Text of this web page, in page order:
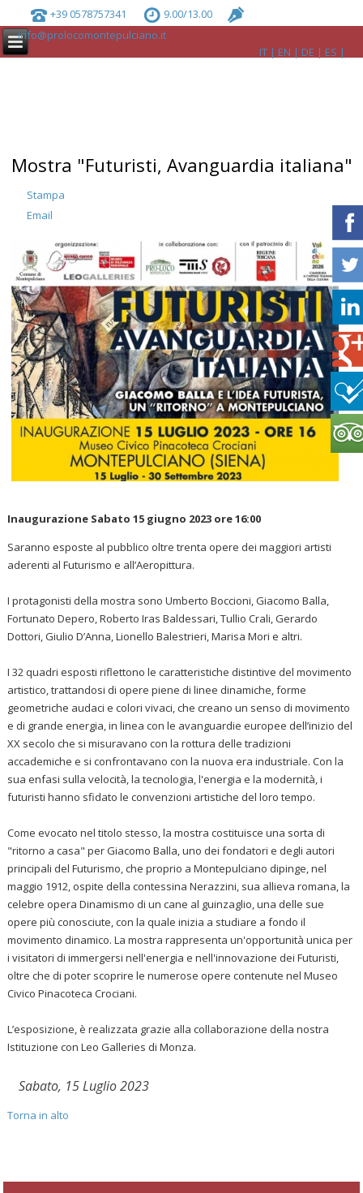
+39 0578757341
9.00/13.00
info@prolocomontepulciano.it
IT
EN DE ES
Mostra "Futuristi, Avanguardia italiana"
Stampa
Email
Inaugurazione Sabato 15 giugno 2023 ore 16:00
Saranno esposte al pubblico oltre trenta opere dei maggiori artisti
aderenti al Futurismo e all’Aeropittura.
I protagonisti della mostra sono Umberto Boccioni, Giacomo Balla,
Fortunato Depero, Roberto Iras Baldessari, Tullio Crali, Gerardo
Dottori, Giulio D’Anna, Lionello Balestrieri, Marisa Mori e altri.
I 32 quadri esposti riflettono le caratteristiche distintive del movimento
artistico, trattandosi di opere piene di linee dinamiche, forme
geometriche audaci e colori vivaci, che creano un senso di movimento
e di grande energia, in linea con le avanguardie europee dell’inizio del
XX secolo che si misuravano con la rottura delle tradizioni
accademiche e si confrontavano con la nuova era industriale. Con la
sua enfasi sulla velocità, la tecnologia, l'energia e la modernità, i
futuristi hanno sfidato le convenzioni artistiche del loro tempo.
Come evocato nel titolo stesso, la mostra costituisce una sorta di
"ritorno a casa" per Giacomo Balla, uno dei fondatori e degli autori
principali del Futurismo, che proprio a Montepulciano dipinge, nel
maggio 1912, ospite della contessina Nerazzini, sua allieva romana, la
celebre opera Dinamismo di un cane al guinzaglio, una delle sue
opere più conosciute, con la quale inizia a studiare a fondo il
movimento dinamico. La mostra rappresenta un'opportunità unica per
i visitatori di immergersi nell'energia e nell'innovazione dei Futuristi,
oltre che di poter scoprire le numerose opere contenute nel Museo
Civico Pinacoteca Crociani.
L’esposizione, è realizzata grazie alla collaborazione della nostra
Istituzione con Leo Galleries di Monza.
Sabato, 15 Luglio 2023
Torna in alto